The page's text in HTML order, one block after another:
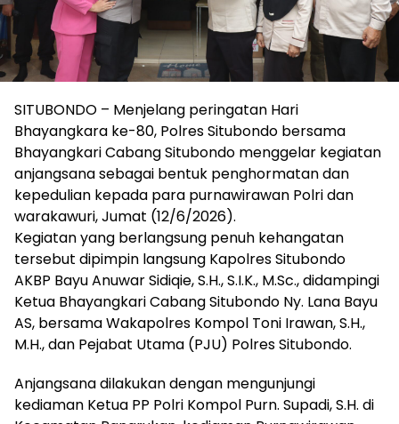
SITUBONDO – Menjelang peringatan Hari
Bhayangkara ke-80, Polres Situbondo bersama
Bhayangkari Cabang Situbondo menggelar kegiatan
anjangsana sebagai bentuk penghormatan dan
kepedulian kepada para purnawirawan Polri dan
warakawuri, Jumat (12/6/2026).
Kegiatan yang berlangsung penuh kehangatan
tersebut dipimpin langsung Kapolres Situbondo
AKBP Bayu Anuwar Sidiqie, S.H., S.I.K., M.Sc., didampingi
Ketua Bhayangkari Cabang Situbondo Ny. Lana Bayu
AS, bersama Wakapolres Kompol Toni Irawan, S.H.,
M.H., dan Pejabat Utama (PJU) Polres Situbondo.
Anjangsana dilakukan dengan mengunjungi
kediaman Ketua PP Polri Kompol Purn. Supadi, S.H. di